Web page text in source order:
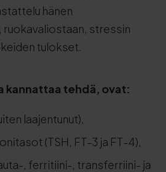
hänen
ruokavaliostaan, stressin
tulokset.
kannattaa tehdä, ovat:
laajentunut),
(TSH, FT-3 ja FT-4),
, ferritiini-, transferriini- ja